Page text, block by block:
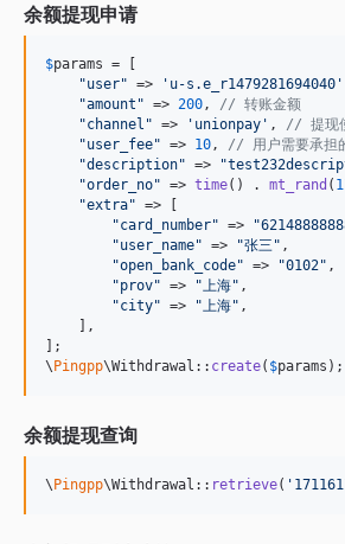
余额提现申请
$params = [
"user" => ' u-s.e_r1479281694040 '
"amount " => 200, // 转账金额
"channel " => ' unionpay ' , // 提现
"user_fee" => 10, // 用户需要承担
"description" => "
"order_no" => time() . mt_rand (
"extra" => [
"card_number" => "
"user_name" => "张三 " ,
"open_bank_code" => "0102" ,
"prov" => "上海" ,
"city" => "上海" ,
    ],
];
\ Pingpp\Withdrawal:: create( $params );
余额提现查询
\ Pingpp\Withdrawal:: retrieve( '